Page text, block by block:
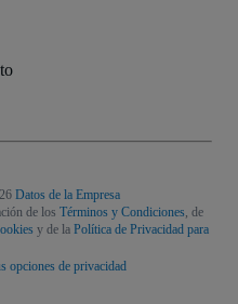
Datos de la Empresa
de los Términos y Condiciones, de
y de la Política de Privacidad para
opciones de privacidad